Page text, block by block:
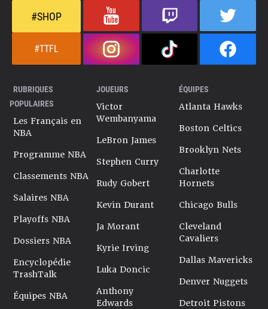
#SHOP
#TTFL
RUBRIQUES
POPULAIRES
Les Français en
NBA
Programme NBA
Classements NBA
Salaires NBA
Playoffs NBA
Dossiers NBA
Encyclopédie
TrashTalk
Équipes NBA
JOUEURS
Victor
Wembanyama
LeBron James
Stephen Curry
Rudy Gobert
Kevin Durant
Ja Morant
Kyrie Irving
Luka Doncic
Anthony
Edwards
ÉQUIPES
Atlanta Hawks
Boston Celtics
Brooklyn Nets
Charlotte
Hornets
Chicago Bulls
Cleveland
Cavaliers
Dallas Mavericks
Denver Nuggets
Detroit Pistons